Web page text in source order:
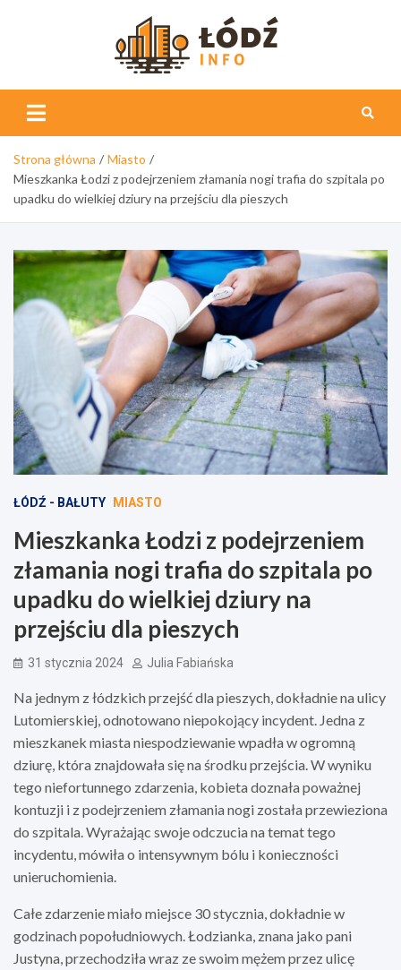
Info
Strona główna
Miasto
Mieszkanka Łodzi z podejrzeniem złamania nogi trafia do szpitala po
upadku do wielkiej dziury na przejściu dla pieszych
ŁÓDŹ - BAŁUTY MIASTO
Mieszkanka Łodzi z podejrzeniem
złamania nogi trafia do szpitala po
upadku do wielkiej dziury na
przejściu dla pieszych
31 stycznia 2024 Julia Fabiańska
Na jednym z łódzkich przejść dla pieszych, dokładnie na ulicy
Lutomierskiej, odnotowano niepokojący incydent. Jedna z
mieszkanek miasta niespodziewanie wpadła w ogromną
dziurę, która znajdowała się na środku przejścia. W wyniku
tego niefortunnego zdarzenia, kobieta doznała poważnej
kontuzji i z podejrzeniem złamania nogi została przewieziona
do szpitala. Wyrażając swoje odczucia na temat tego
incydentu, mówiła o intensywnym bólu i konieczności
unieruchomienia.
Całe zdarzenie miało miejsce 30 stycznia, dokładnie w
godzinach popołudniowych. Łodzianka, znana jako pani
Justyna, przechodziła wraz ze swoim mężem przez ulicę